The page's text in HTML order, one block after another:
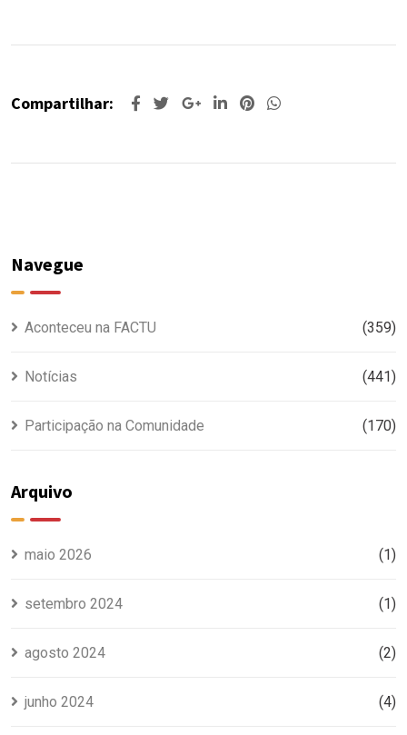
Compartilhar:
Navegue
Aconteceu na FACTU (359)
Notícias (441)
Participação na Comunidade (170)
Arquivo
maio 2026 (1)
setembro 2024 (1)
agosto 2024 (2)
junho 2024 (4)